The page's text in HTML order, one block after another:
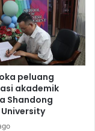
peluang
akademik
Shandong